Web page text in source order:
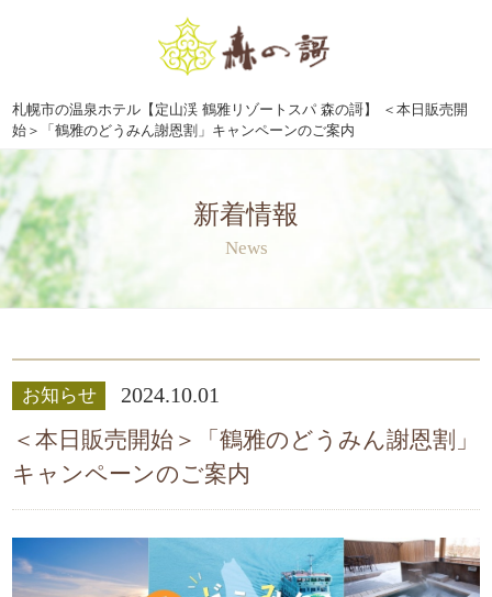
札幌市の温泉ホテル【定山渓 鶴雅リゾートスパ 森の謌】 ＜本日販売開
始＞「鶴雅のどうみん謝恩割」キャンペーンのご案内
新着情報
News
お知らせ 2024.10.01
＜本日販売開始＞「鶴雅のどうみん謝恩割」
キャンペーンのご案内